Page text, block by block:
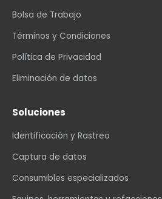
Bolsa de Trabajo
Términos y Condiciones
Política de Privacidad
Eliminación de datos
Soluciones
Identificación y Rastreo
Captura de datos
Consumibles especializados